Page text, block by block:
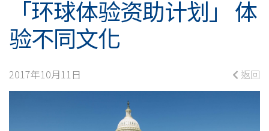
获
选
参
「环球体验资助计划」 体
验不同文化
2017年10月11日 返回